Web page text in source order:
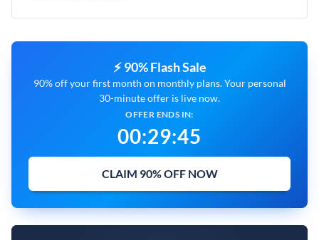
⚡ 90% Flash Sale
90% off your first month on monthly plans. Your personal
30-minute offer is live now.
OFFER ENDS IN:
00:29:44
CLAIM 90% OFF NOW